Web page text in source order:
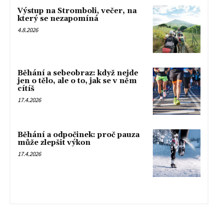
Výstup na Stromboli, večer, na
který se nezapomíná
4.8.2026
Běhání a sebeobraz: když nejde
jen o tělo, ale o to, jak se v něm
cítíš
17.4.2026
Běhání a odpočinek: proč pauza
může zlepšit výkon
17.4.2026